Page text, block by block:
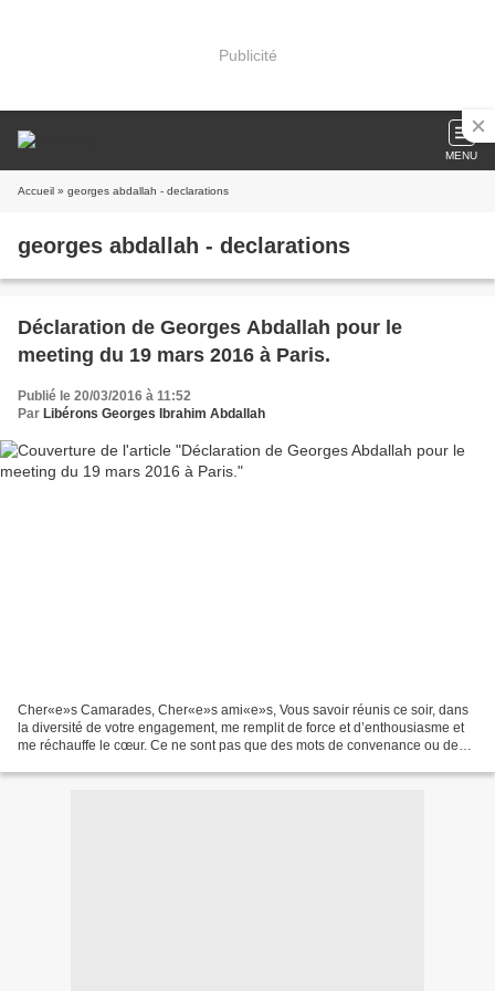
Publicité
MENU
Accueil » georges abdallah - declarations
georges abdallah - declarations
Déclaration de Georges Abdallah pour le
meeting du 19 mars 2016 à Paris.
Publié le 20/03/2016 à 11:52
Par Libérons Georges Ibrahim Abdallah
Cher«e»s Camarades, Cher«e»s ami«e»s, Vous savoir réunis ce soir, dans
la diversité de votre engagement, me remplit de force et d’enthousiasme et
me réchauffe le cœur. Ce ne sont pas que des mots de convenance ou de